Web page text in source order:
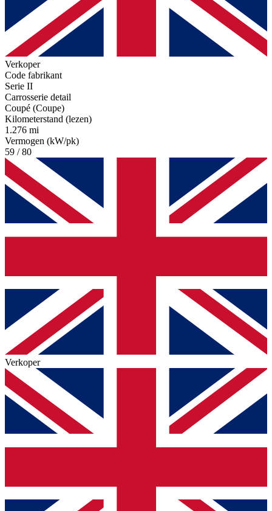
Verkoper
Code fabrikant
Serie II
Carrosserie detail
Coupé (Coupe)
Kilometerstand (lezen)
1.276 mi
Vermogen (kW/pk)
59 / 80
Verkoper